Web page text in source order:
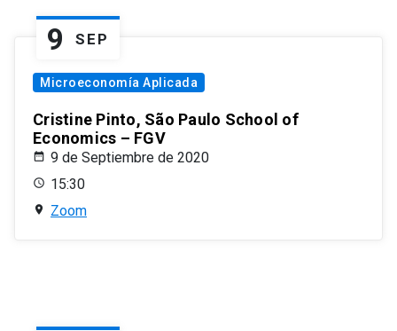
9 SEP
Microeconomía Aplicada
Cristine Pinto, São Paulo School of
Economics – FGV
9 de Septiembre de 2020
15:30
Zoom